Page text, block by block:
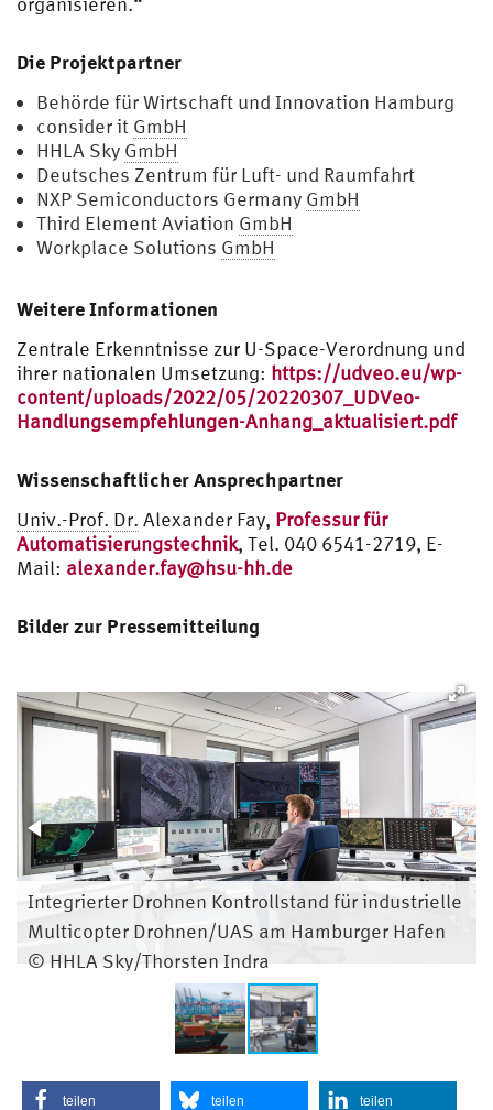
Die Projektpartner
Behörde für Wirtschaft und Innovation Hamburg
consider it GmbH
HHLA Sky GmbH
Deutsches Zentrum für Luft- und Raumfahrt
NXP Semiconductors Germany GmbH
Third Element Aviation GmbH
Workplace Solutions GmbH
Weitere Informationen
Zentrale Erkenntnisse zur U-Space-Verordnung und
ihrer nationalen Umsetzung: https://udveo.eu/wp-
content/uploads/2022/05/20220307_UDVeo-
Handlungsempfehlungen-Anhang_aktualisiert.pdf
Wissenschaftlicher Ansprechpartner
Univ.-Prof. Dr. Alexander Fay, Professur für
Automatisierungstechnik, Tel. 040 6541-2719, E-
Mail: alexander.fay@hsu-hh.de
Bilder zur Pressemitteilung
Integrierter Drohnen Kontrollstand für industrielle
Multicopter Drohnen/UAS am Hamburger Hafen
© HHLA Sky/Thorsten Indra
teilen teilen teilen